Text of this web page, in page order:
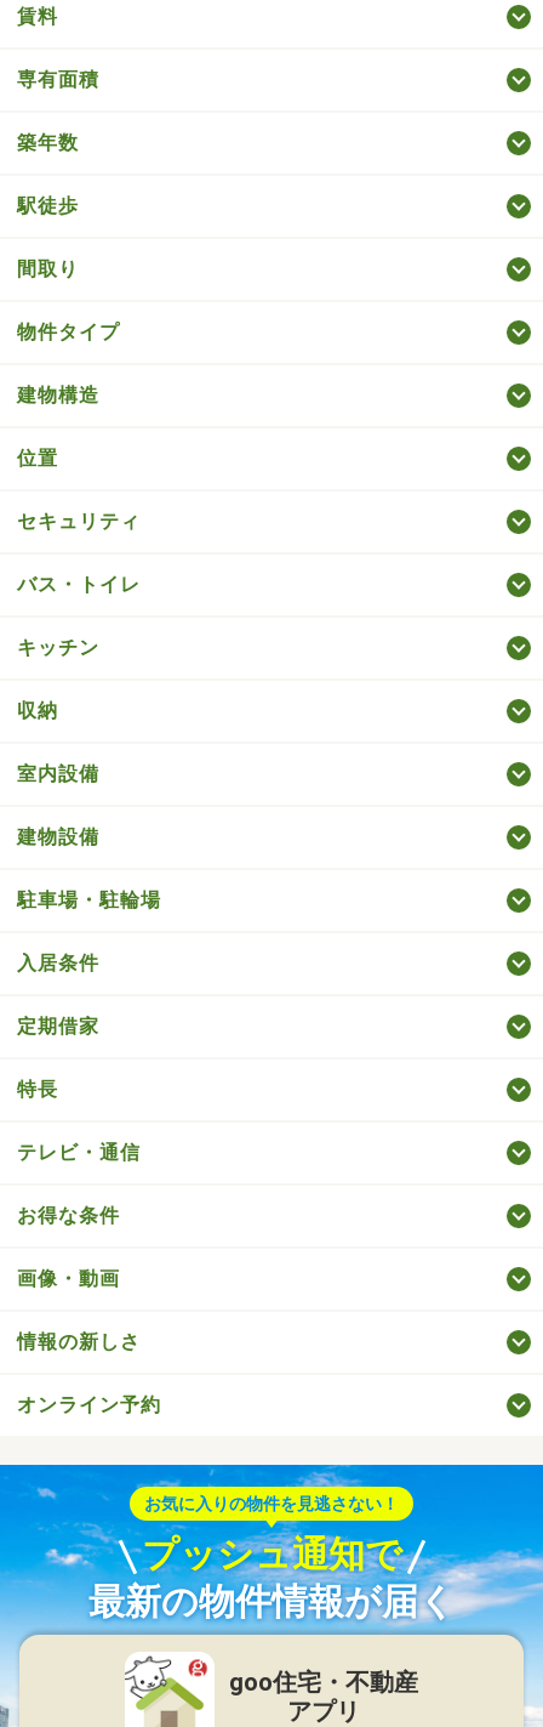
賃料
専有面積
築年数
駅徒歩
間取り
物件タイプ
建物構造
位置
セキュリティ
バス・トイレ
キッチン
収納
室内設備
建物設備
駐車場・駐輪場
入居条件
定期借家
特長
テレビ・通信
お得な条件
画像・動画
情報の新しさ
オンライン予約
お気に入りの物件を見逃さない！
プッシュ通知で
最新の物件情報が届く
goo住宅・不動産
アプリ